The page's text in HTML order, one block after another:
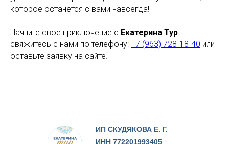
которое останется с вами навсегда!
Начните свое приключение с Екатерина Тур —
свяжитесь с нами по телефону: +7 (963) 728-18-40 или
оставьте заявку на сайте.
ИП СКУДЯКОВА Е. Г.
ИНН 772201993405